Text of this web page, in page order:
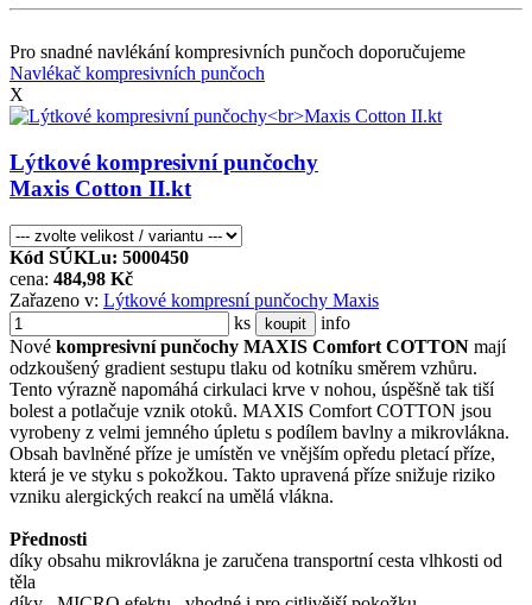
Pro snadné navlékání kompresivních punčoch doporučujeme
Navlékač kompresivních punčoch
X
Lýtkové kompresivní punčochy
Maxis Cotton II.kt
Kód SÚKLu: 5000450
cena: 484,98 Kč
Zařazeno v: Lýtkové kompresní punčochy Maxis
ks
koupit
info
Nové kompresivní punčochy MAXIS Comfort COTTON mají
odzkoušený gradient sestupu tlaku od kotníku směrem vzhůru.
Tento výrazně napomáhá cirkulaci krve v nohou, úspěšně tak tiší
bolest a potlačuje vznik otoků. MAXIS Comfort COTTON jsou
vyrobeny z velmi jemného úpletu s podílem bavlny a mikrovlákna.
Obsah bavlněné příze je umístěn ve vnějším opředu pletací příze,
která je ve styku s pokožkou. Takto upravená příze snižuje riziko
vzniku alergických reakcí na umělá vlákna.
Přednosti
díky obsahu mikrovlákna je zaručena transportní cesta vlhkosti od
těla